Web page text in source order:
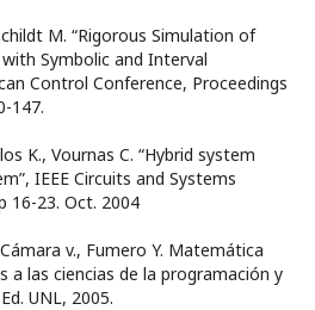
M. “Rigorous Simulation of
Symbolic and Interval
Control Conference, Proceedings
147.
K., Vournas C. “Hybrid system
IEEE Circuits and Systems
16-23. Oct. 2004
v., Fumero Y. Matemática
a las ciencias de la programación y
UNL, 2005.